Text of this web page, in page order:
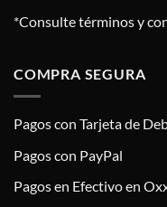
*Consulte términos y
COMPRA SEGURA
Pagos con Tarjeta de
Pagos con PayPal
Pagos en Efectivo en